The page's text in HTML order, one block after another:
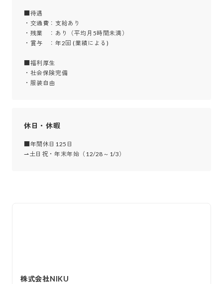
■待遇
・交通費：支給あり
・残業　：あり（平均月5時間未満）
・賞与　：年2回 (業績による)
■福利厚生
・社会保険完備
・服装自由
休日・休暇
■年間休日125日
⇀土日祝・年末年始（12/28～1/3）
株式会社NIKU